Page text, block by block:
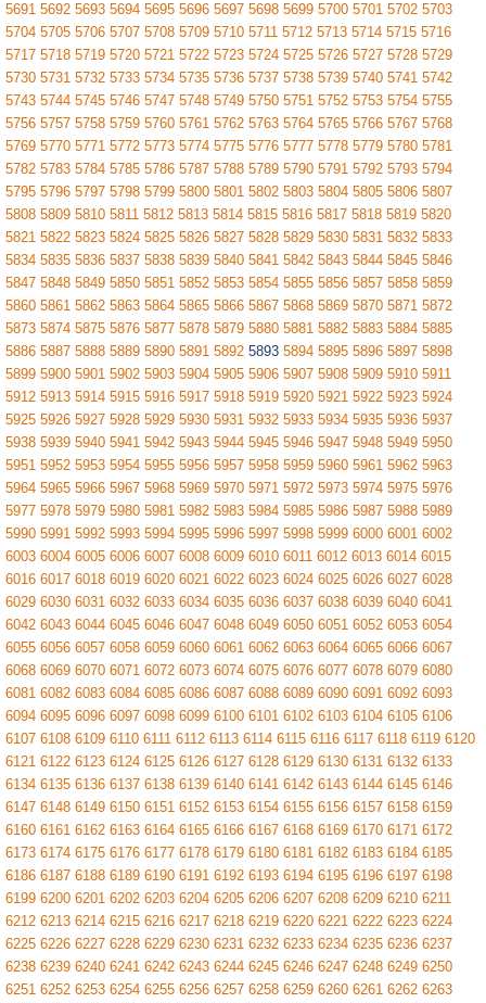
5691 5692 5693 5694 5695 5696 5697 5698 5699 5700 5701 5702 5703
5704 5705 5706 5707 5708 5709 5710 5711 5712 5713 5714 5715 5716
5717 5718 5719 5720 5721 5722 5723 5724 5725 5726 5727 5728 5729
5730 5731 5732 5733 5734 5735 5736 5737 5738 5739 5740 5741 5742
5743 5744 5745 5746 5747 5748 5749 5750 5751 5752 5753 5754 5755
5756 5757 5758 5759 5760 5761 5762 5763 5764 5765 5766 5767 5768
5769 5770 5771 5772 5773 5774 5775 5776 5777 5778 5779 5780 5781
5782 5783 5784 5785 5786 5787 5788 5789 5790 5791 5792 5793 5794
5795 5796 5797 5798 5799 5800 5801 5802 5803 5804 5805 5806 5807
5808 5809 5810 5811 5812 5813 5814 5815 5816 5817 5818 5819 5820
5821 5822 5823 5824 5825 5826 5827 5828 5829 5830 5831 5832 5833
5834 5835 5836 5837 5838 5839 5840 5841 5842 5843 5844 5845 5846
5847 5848 5849 5850 5851 5852 5853 5854 5855 5856 5857 5858 5859
5860 5861 5862 5863 5864 5865 5866 5867 5868 5869 5870 5871 5872
5873 5874 5875 5876 5877 5878 5879 5880 5881 5882 5883 5884 5885
5886 5887 5888 5889 5890 5891 5892 5893 5894 5895 5896 5897 5898
5899 5900 5901 5902 5903 5904 5905 5906 5907 5908 5909 5910 5911
5912 5913 5914 5915 5916 5917 5918 5919 5920 5921 5922 5923 5924
5925 5926 5927 5928 5929 5930 5931 5932 5933 5934 5935 5936 5937
5938 5939 5940 5941 5942 5943 5944 5945 5946 5947 5948 5949 5950
5951 5952 5953 5954 5955 5956 5957 5958 5959 5960 5961 5962 5963
5964 5965 5966 5967 5968 5969 5970 5971 5972 5973 5974 5975 5976
5977 5978 5979 5980 5981 5982 5983 5984 5985 5986 5987 5988 5989
5990 5991 5992 5993 5994 5995 5996 5997 5998 5999 6000 6001 6002
6003 6004 6005 6006 6007 6008 6009 6010 6011 6012 6013 6014 6015
6016 6017 6018 6019 6020 6021 6022 6023 6024 6025 6026 6027 6028
6029 6030 6031 6032 6033 6034 6035 6036 6037 6038 6039 6040 6041
6042 6043 6044 6045 6046 6047 6048 6049 6050 6051 6052 6053 6054
6055 6056 6057 6058 6059 6060 6061 6062 6063 6064 6065 6066 6067
6068 6069 6070 6071 6072 6073 6074 6075 6076 6077 6078 6079 6080
6081 6082 6083 6084 6085 6086 6087 6088 6089 6090 6091 6092 6093
6094 6095 6096 6097 6098 6099 6100 6101 6102 6103 6104 6105 6106
6107 6108 6109 6110 6111 6112 6113 6114 6115 6116 6117 6118 6119 6120
6121 6122 6123 6124 6125 6126 6127 6128 6129 6130 6131 6132 6133
6134 6135 6136 6137 6138 6139 6140 6141 6142 6143 6144 6145 6146
6147 6148 6149 6150 6151 6152 6153 6154 6155 6156 6157 6158 6159
6160 6161 6162 6163 6164 6165 6166 6167 6168 6169 6170 6171 6172
6173 6174 6175 6176 6177 6178 6179 6180 6181 6182 6183 6184 6185
6186 6187 6188 6189 6190 6191 6192 6193 6194 6195 6196 6197 6198
6199 6200 6201 6202 6203 6204 6205 6206 6207 6208 6209 6210 6211
6212 6213 6214 6215 6216 6217 6218 6219 6220 6221 6222 6223 6224
6225 6226 6227 6228 6229 6230 6231 6232 6233 6234 6235 6236 6237
6238 6239 6240 6241 6242 6243 6244 6245 6246 6247 6248 6249 6250
6251 6252 6253 6254 6255 6256 6257 6258 6259 6260 6261 6262 6263